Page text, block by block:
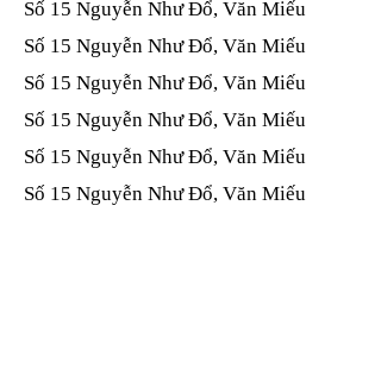
Số 15 Nguyễn Như Đổ, Văn Miếu​​​​
Số 15 Nguyễn Như Đổ, Văn Miếu​​​​
Số 15 Nguyễn Như Đổ, Văn Miếu​​​​
Số 15 Nguyễn Như Đổ, Văn Miếu​​​​
Số 15 Nguyễn Như Đổ, Văn Miếu​​​​
Số 15 Nguyễn Như Đổ, Văn Miếu​​​​